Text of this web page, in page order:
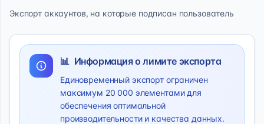
Экспорт аккаунтов, на которые подписан пользователь
📊 Информация о лимите экспорта
Единовременный экспорт ограничен
максимум 20 000 элементами для
обеспечения оптимальной
производительности и качества данных.